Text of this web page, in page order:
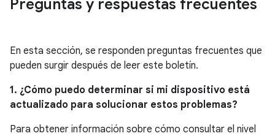
Preguntas y respuestas frecuentes
En esta sección, se responden preguntas frecuentes que
pueden surgir después de leer este boletín.
1. ¿Cómo puedo determinar si mi dispositivo está
actualizado para solucionar estos problemas?
Para obtener información sobre cómo consultar el nivel